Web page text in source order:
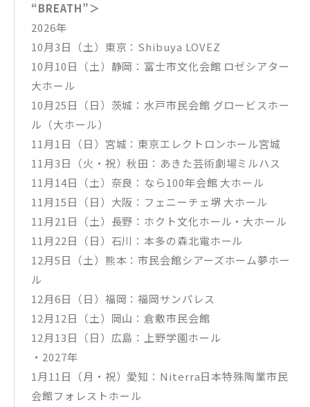
“BREATH”＞
2026年
10月3日（土）東京：Shibuya LOVEZ
10月10日（土）静岡：富⼠市⽂化会館 ロゼシアター
⼤ホール
10月25日（日）茨城：⽔⼾市⺠会館 グロービスホー
ル（大ホール）
11月1日（日）宮城：東京エレクトロンホール宮城
11月3日（火・祝）秋田：あきた芸術劇場ミルハス
11月14日（土）奈良：なら100年会館 大ホール
11月15日（日）大阪：フェニーチェ堺 大ホール
11月21日（土）長野：ホクト文化ホール・大ホール
11月22日（日）石川：本多の森北電ホール
12月5日（土）熊本：市⺠会館シアーズホーム夢ホー
ル
12月6日（日）福岡：福岡サンパレス
12月12日（土）岡山：倉敷市民会館
12月13日（日）広島：上野学園ホール
・2027年
1月11日（月・祝）愛知：Niterra⽇本特殊陶業市⺠
会館フォレストホール